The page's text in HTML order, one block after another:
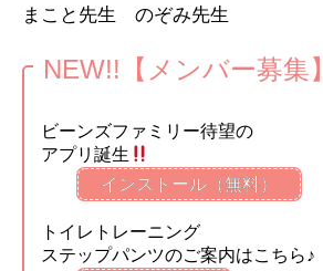
まこと先生 のぞみ先生
NEW!!【メンバー募集】
ビーンズファミリー待望の
アプリ誕生
インストール（無料）
トイレトレーニング
ステップパンツのご案内はこちら♪